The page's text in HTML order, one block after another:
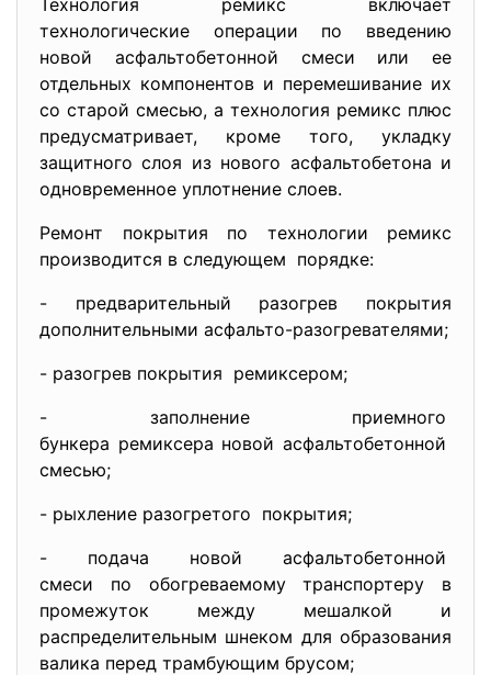
Технология ремикс включает
технологические операции по введению
новой асфальтобетонной смеси или ее
отдельных компонентов и перемешивание их
со старой смесью, а технология ремикс плюс
предусматривает, кроме того, укладку
защитного слоя из нового асфальтобетона и
одновременное уплотнение слоев.
Ремонт покрытия по технологии ремикс
производится в следующем порядке:
- предварительный разогрев покрытия
дополнительными асфальто-разогревателями;
- разогрев покрытия ремиксером;
- заполнение приемного
бункера ремиксера новой асфальтобетонной
смесью;
- рыхление разогретого покрытия;
- подача новой асфальтобетонной
смеси по обогреваемому транспортеру в
промежуток между мешалкой и
распределительным шнеком для образования
валика перед трамбующим брусом;